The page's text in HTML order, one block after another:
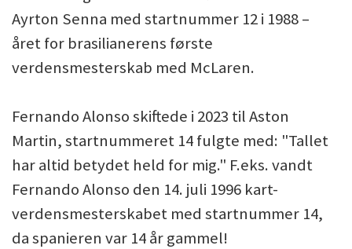
Ayrton Senna med startnummer 12 i 1988 –
året for brasilianerens første
verdensmesterskab med McLaren.
Fernando Alonso skiftede i 2023 til Aston
Martin, startnummeret 14 fulgte med: "Tallet
har altid betydet held for mig." F.eks. vandt
Fernando Alonso den 14. juli 1996 kart-
verdensmesterskabet med startnummer 14,
da spanieren var 14 år gammel!